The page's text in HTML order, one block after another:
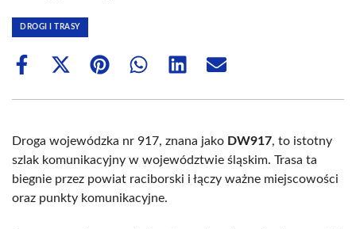
DROGI I TRASY
Share
Facebook
Share
X
Share
Pinterest
Share
WhatsApp
Share
LinkedIn
Share
Email
Droga wojewódzka nr 917, znana jako DW917, to istotny
szlak komunikacyjny w województwie śląskim. Trasa ta
biegnie przez powiat raciborski i łączy ważne miejscowości
oraz punkty komunikacyjne.